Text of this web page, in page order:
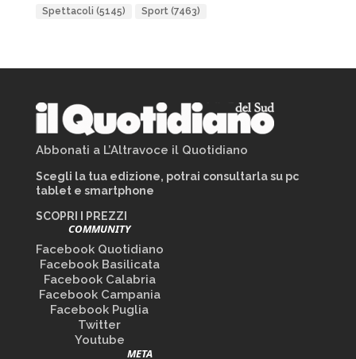
Spettacoli (5145) Sport(7463)
Abbonati a L’Altravoce il Quotidiano
Scegli la tua edizione, potrai consultarla su pc
tablet e smartphone
SCOPRI I PREZZI
COMMUNITY
Facebook Quotidiano
Facebook Basilicata
Facebook Calabria
Facebook Campania
Facebook Puglia
Twitter
Youtube
META